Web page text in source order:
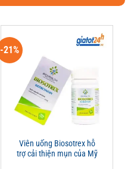
-21%
Viên uống Biosotrex hỗ
trợ cải thiện mụn của Mỹ